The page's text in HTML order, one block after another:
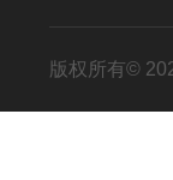
版权所有©